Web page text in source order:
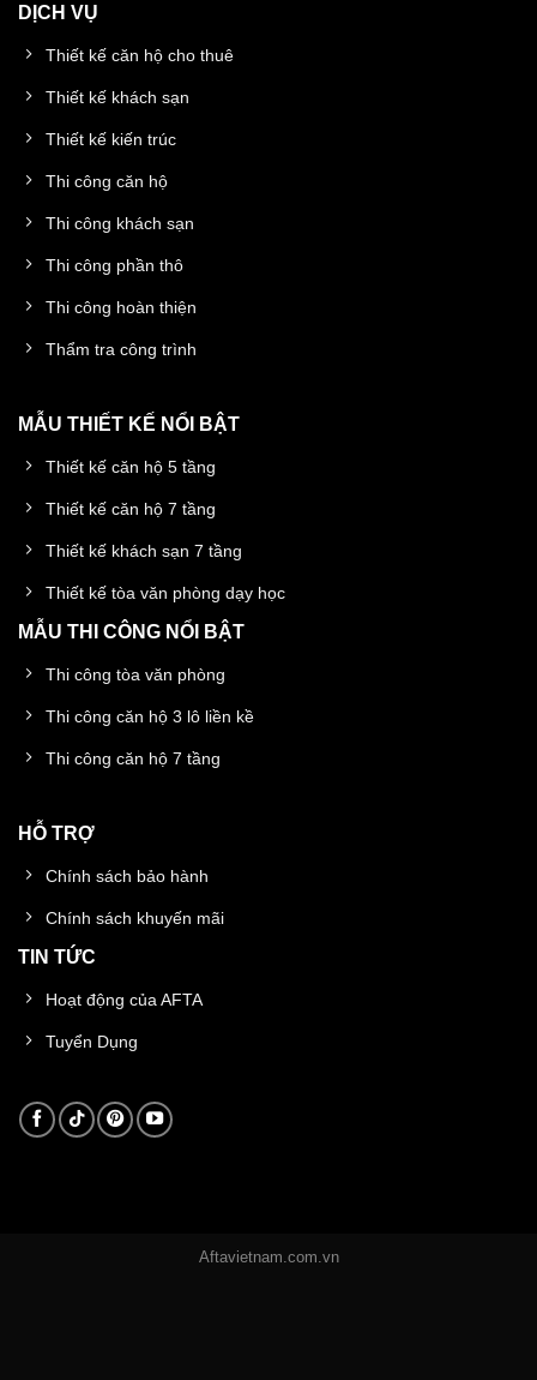
DỊCH VỤ
Thiết kế căn hộ cho thuê
Thiết kế khách sạn
Thiết kế kiến trúc
Thi công căn hộ
Thi công khách sạn
Thi công phần thô
Thi công hoàn thiện
Thẩm tra công trình
MẪU THIẾT KẾ NỔI BẬT
Thiết kế căn hộ 5 tầng
Thiết kế căn hộ 7 tầng
Thiết kế khách sạn 7 tầng
Thiết kế tòa văn phòng dạy học
MẪU THI CÔNG NỔI BẬT
Thi công tòa văn phòng
Thi công căn hộ 3 lô liền kề
Thi công căn hộ 7 tầng
HỖ TRỢ
Chính sách bảo hành
Chính sách khuyến mãi
TIN TỨC
Hoạt động của AFTA
Tuyển Dụng
Aftavietnam.com.vn